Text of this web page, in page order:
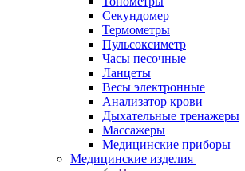
Секундомер
Термометры
Пульсоксиметр
Часы песочные
Ланцеты
Весы электронные
Анализатор крови
Дыхательные тренажеры
Массажеры
Медицинские приборы
Медицинские изделия